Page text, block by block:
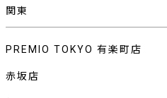
関東
PREMIO TOKYO 有楽町店
赤坂店